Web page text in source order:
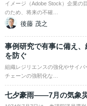
イメージ（Adobe Stock）企業の
のため、将来の不確…
後藤 茂之
事例研究で有事に備え
を防ぐ
組織レジリエンスの強化やサイ
チェーンの強靭化な…
七夕豪雨――7月の気象